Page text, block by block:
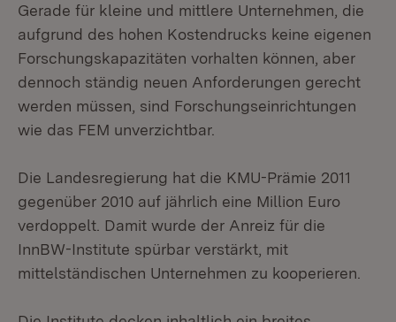
Gerade für kleine und mittlere Unternehmen, die
aufgrund des hohen Kostendrucks keine eigenen
Forschungskapazitäten vorhalten können, aber
dennoch ständig neuen Anforderungen gerecht
werden müssen, sind Forschungseinrichtungen
wie das FEM unverzichtbar.
Die Landesregierung hat die KMU-Prämie 2011
gegenüber 2010 auf jährlich eine Million Euro
verdoppelt. Damit wurde der Anreiz für die
InnBW-Institute spürbar verstärkt, mit
mittelständischen Unternehmen zu kooperieren.